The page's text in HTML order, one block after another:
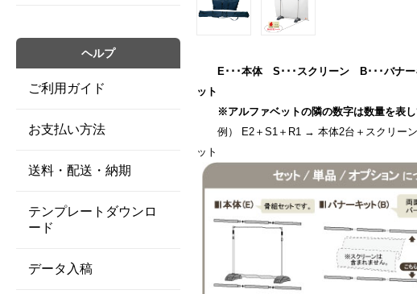
E･･･本体 S･･･スクリーン B･･･バナー
ット
※アルファベットの隣の数字は数量を表し
例） E2＋S1＋R1 → 本体2台＋スクリーン
ット
ヘルプ
ご利用ガイド
お支払い方法
送料・配送・納期
テンプレートダウンロ
ード
データ入稿